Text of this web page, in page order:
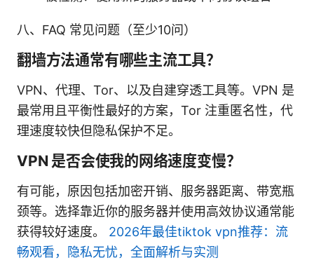
八、FAQ 常见问题（至少10问）
翻墙方法通常有哪些主流工具？
VPN、代理、Tor、以及自建穿透工具等。VPN 是
最常用且平衡性最好的方案，Tor 注重匿名性，代
理速度较快但隐私保护不足。
VPN 是否会使我的网络速度变慢？
有可能，原因包括加密开销、服务器距离、带宽瓶
颈等。选择靠近你的服务器并使用高效协议通常能
获得较好速度。 2026年最佳tiktok vpn推荐：流
畅观看，隐私无忧，全面解析与实测